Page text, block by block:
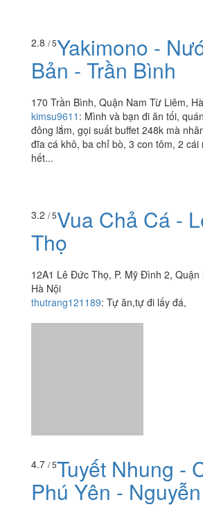
2.8 / 5Yakimono -
Bản - Trần Bình
170 Trần Bình, Quận Nam Từ Liêm,
kimsu9611 : Mình và bạn đi ăn tối,
đông lắm, gọi suất buffet 248k mà
đĩa cá khô, ba chỉ bò, 3 con tôm, 2 cái
hết...
3.2 / 5Vua Chả Cá -
Thọ
12A1 Lê Đức Thọ, P. Mỹ Đình 2, Quận
Hà Nội
thutrang121189: Tự ăn,tự đi lấy đá,
4.7 / 5Tuyết Nhung -
Phú Yên -